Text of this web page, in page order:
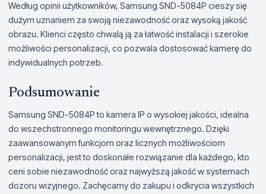
Według opinii użytkowników, Samsung SND-5084P cieszy się
dużym uznaniem za swoją niezawodność oraz wysoką jakość
obrazu. Klienci często chwalą ją za łatwość instalacji i szerokie
możliwości personalizacji, co pozwala dostosować kamerę do
indywidualnych potrzeb.
Podsumowanie
Samsung SND-5084P to kamera IP o wysokiej jakości, idealna
do wszechstronnego monitoringu wewnętrznego. Dzięki
zaawansowanym funkcjom oraz licznych możliwościom
personalizacji, jest to doskonałe rozwiązanie dla każdego, kto
ceni sobie niezawodność oraz najwyższą jakość w systemach
dozoru wizyjnego. Zachęcamy do zakupu i odkrycia wszystkich